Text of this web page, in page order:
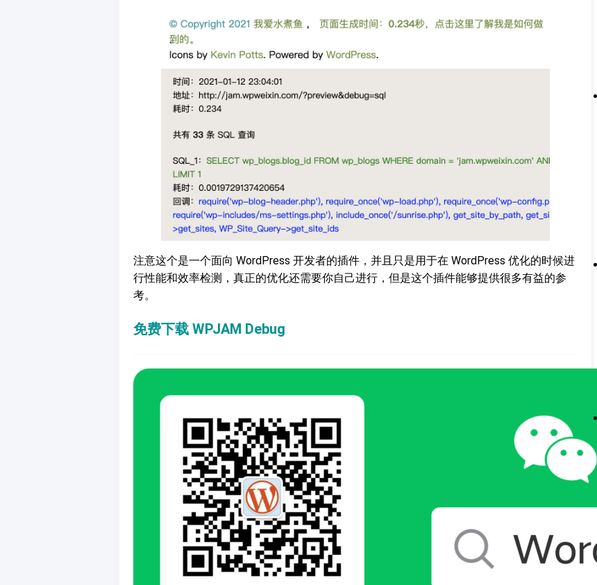
注意这个是一个面向 WordPress 开发者的插件，并且只是用于在 WordPress 优化的时候进
行性能和效率检测，真正的优化还需要你自己进行，但是这个插件能够提供很多有益的参
考。
免费下载 WPJAM Debug